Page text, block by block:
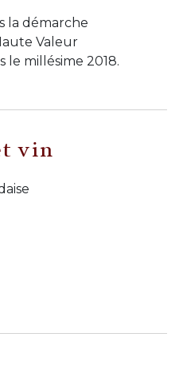
la démarche
Valeur
millésime 2018.
vin